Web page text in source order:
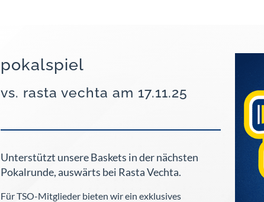
pokalspiel
vs. rasta vechta am 17.11.25
Unterstützt unsere Baskets in der nächsten
Pokalrunde, auswärts bei Rasta Vechta.
Für TSO-Mitglieder bieten wir ein exklusives